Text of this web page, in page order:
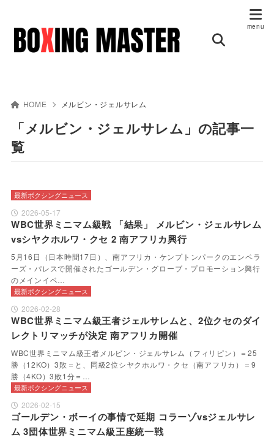
HOME メルビン・ジェルサレム
「メルビン・ジェルサレム」の記事一
覧
最新ボクシングニュース
2026-05-17
WBC世界ミニマム級戦 「結果」 メルビン・ジェルサレム
vsシヤクホルワ・クセ 2 南アフリカ興行
5月16日（日本時間17日）、南アフリカ・ケンプトンパークのエンペラ
ーズ・パレスで開催されたゴールデン・グローブ・プロモーション興行
のメインイベ…
最新ボクシングニュース
2026-02-28
WBC世界ミニマム級王者ジェルサレムと、2位クセのダイ
レクトリマッチが決定 南アフリカ開催
WBC世界ミニマム級王者メルビン・ジェルサレム（フィリピン）＝25
勝（12KO）3敗＝と、同級2位シヤクホルワ・クセ（南アフリカ）＝9
勝（4KO）3敗1分＝…
最新ボクシングニュース
2026-02-15
ゴールデン・ボーイの事情で延期 コラーゾvsジェルサレ
ム 3団体世界ミニマム級王座統一戦